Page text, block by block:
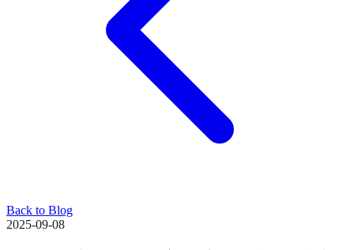
Back to Blog
2025-09-08